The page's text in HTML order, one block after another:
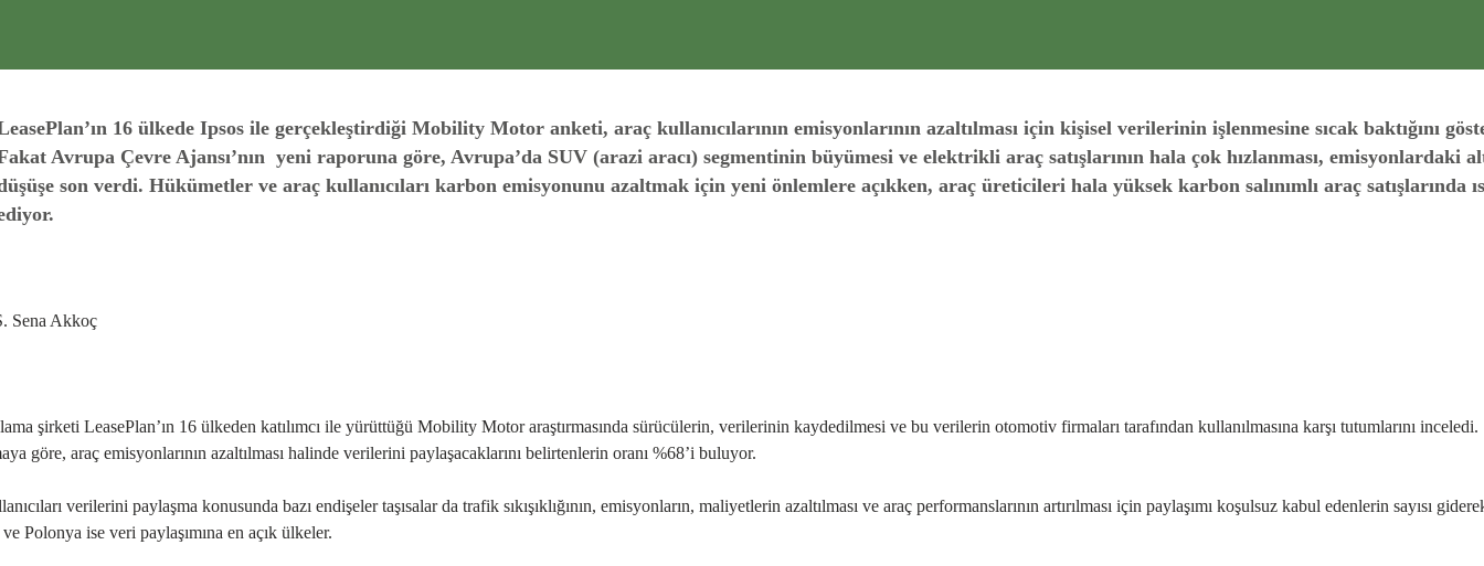
16 ülkede Ipsos ile gerçekleştirdiği Mobility Motor anketi, araç kullanıcılarının emisyonlarının azaltılması için kişisel verilerinin işlenmesine sıcak baktığını
Avrupa Çevre Ajansı’nın yeni raporuna göre, Avrupa’da SUV (arazi aracı) segmentinin büyümesi ve elektrikli araç satışlarının hala çok hızlanması, emisyonlardaki
son verdi. Hükümetler ve araç kullanıcıları karbon emisyonunu azaltmak için yeni önlemlere açıkken, araç üreticileri hala yüksek karbon salınımlı araç satışlarında
Sena Akkoç
şirketi LeasePlan’ın 16 ülkeden katılımcı ile yürüttüğü Mobility Motor araştırmasında sürücülerin, verilerinin kaydedilmesi ve bu verilerin otomotiv firmaları tarafından kullanılmasına karşı tutumlarını inceledi.
göre, araç emisyonlarının azaltılması halinde verilerini paylaşacaklarını belirtenlerin oranı %68’i buluyor.
verilerini paylaşma konusunda bazı endişeler taşısalar da trafik sıkışıklığının, emisyonların, maliyetlerin azaltılması ve araç performanslarının artırılması için paylaşımı koşulsuz kabul edenlerin sayısı
Polonya ise veri paylaşımına en açık ülkeler.